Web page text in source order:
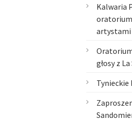
Kalwaria
oratorium
artystami
głosy z
Tynieckie